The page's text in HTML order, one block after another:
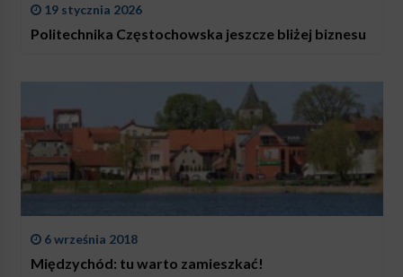
19 stycznia 2026
Politechnika Częstochowska jeszcze bliżej biznesu
6 września 2018
Międzychód: tu warto zamieszkać!